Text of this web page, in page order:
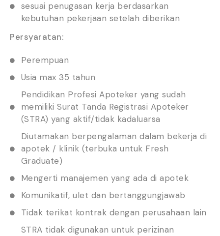
sesuai penugasan kerja berdasarkan
kebutuhan pekerjaan setelah diberikan
Persyaratan:
Perempuan
Usia max 35 tahun
Pendidikan Profesi Apoteker yang sudah
memiliki Surat Tanda Registrasi Apoteker
(STRA) yang aktif/tidak kadaluarsa
Diutamakan berpengalaman dalam bekerja di
apotek / klinik (terbuka untuk Fresh
Graduate)
Mengerti manajemen yang ada di apotek
Komunikatif, ulet dan bertanggungjawab
Tidak terikat kontrak dengan perusahaan lain
STRA tidak digunakan untuk perizinan